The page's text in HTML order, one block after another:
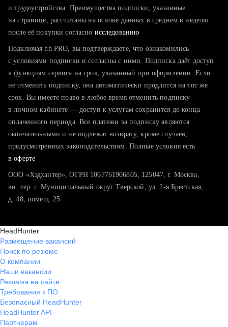
тратите много времени на поиск и вручную поднимаете
хотите сравнить себя с конкурентами и оценить шансы
и трудоустройства. Преимущества подписки, указанные
на странице, рассчитаны на основе данных в среднем в неделю
после её покупки согласно исследованию
Подключая hh PRO, вы подтверждаете, что ознакомились
с условиями подписки и согласны с ними. Подписка даёт доступ
к функциям сервиса на срок, указанный при оформлении. Если
не отменить подписку, она автоматически продлится на тот же
срок. Вы имеете право в любое время отменить подписку
в личном кабинете — доступ к услугам сохранится до конца
оплаченного периода. Все платежи за подписку являются
окончательными и не подлежат возврату, кроме случаев,
предусмотренных законодательством. Полные условия есть
в оферте
ООО «Хэдхантер», ОГРН 1067761906805, 125047, г. Москва,
вн. тер. г. Муниципальный округ Тверской, ул. 2-я Брестская,
д. 48, помещ. 25
HeadHunter
Размещение вакансий
Поиск по резюме
О компании
Наши вакансии
Реклама на сайте
Требования к ПО
Безопасный HeadHunter
HeadHunter API
Партнерам